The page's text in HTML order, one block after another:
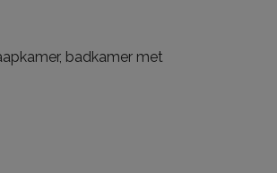
badkamer met